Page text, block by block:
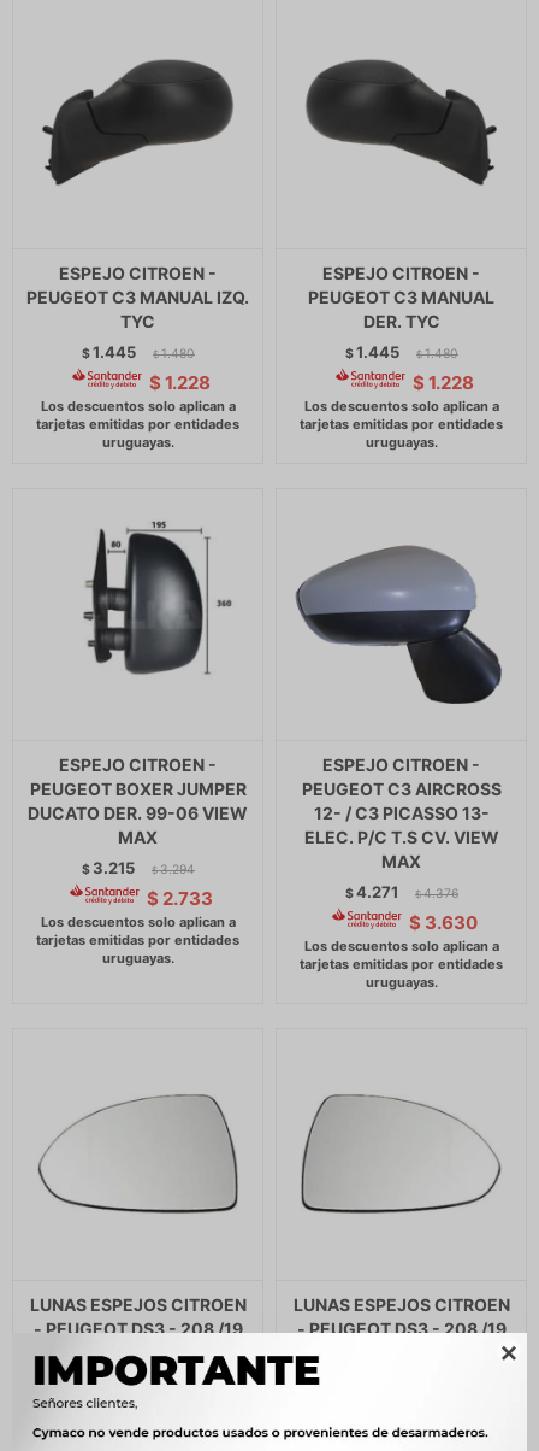

ESPEJO CITROEN -
PEUGEOT C3 MANUAL IZQ.
TYC
$1.445 $ 1.480
$ 1.228
ESPEJO CITROEN -
PEUGEOT C3 MANUAL
DER. TYC
$1.445 $ 1.480
$ 1.228
ESPEJO CITROEN -
PEUGEOT BOXER JUMPER
DUCATO DER. 99-06 VIEW
MAX
$ 3.215 $ 3.294
$ 2.733
ESPEJO CITROEN -
PEUGEOT C3 AIRCROSS
12- / C3 PICASSO 13-
ELEC. P/C T.S CV. VIEW
MAX
$4.271 $ 4.376
$ 3.630
LUNAS ESPEJOS CITROEN
- PEUGEOT DS3 - 208 /19
IZQ MANUAL VIDRIO
CONVEXO VIEW MAX
$994
$845
LUNAS ESPEJOS CITROEN
- PEUGEOT DS3 - 208 /19
DER MANUAL VIDRIO
CONVEXO VIEW MAX
$845